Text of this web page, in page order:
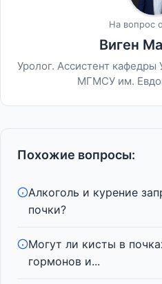
На вопрос
Виген
Уролог. Ассистент кафедры
МГМСУ им.
Похожие вопросы:
Алкоголь и курение
почки?
Могут ли кисты в
гормонов и...